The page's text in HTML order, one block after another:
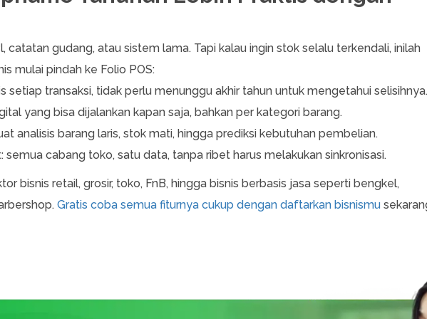
catatan gudang, atau sistem lama. Tapi kalau ingin stok selalu terkendali, inilah
mulai pindah ke Folio POS:
setiap transaksi, tidak perlu menunggu akhir tahun untuk mengetahui selisihnya.
yang bisa dijalankan kapan saja, bahkan per kategori barang.
analisis barang laris, stok mati, hingga prediksi kebutuhan pembelian.
semua cabang toko, satu data, tanpa ribet harus melakukan sinkronisasi.
bisnis retail, grosir, toko, FnB, hingga bisnis berbasis jasa seperti bengkel,
Gratis coba semua fiturnya cukup dengan daftarkan bisnismu